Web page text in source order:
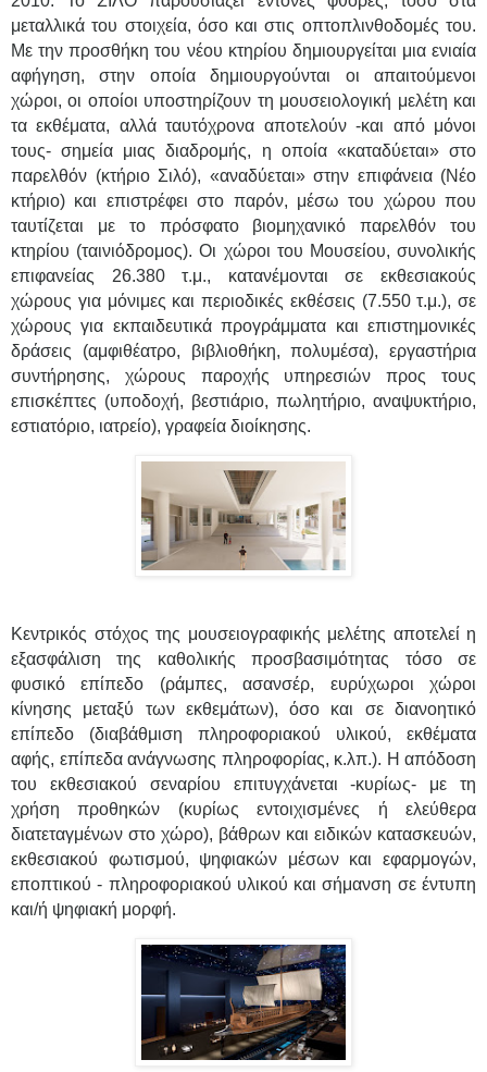
μεταλλικά του στοιχεία, όσο και στις οπτοπλινθοδομές του.
Με την προσθήκη του νέου κτηρίου δημιουργείται μια ενιαία
αφήγηση, στην οποία δημιουργούνται οι απαιτούμενοι
χώροι, οι οποίοι υποστηρίζουν τη μουσειολογική μελέτη και
τα εκθέματα, αλλά ταυτόχρονα αποτελούν -και από μόνοι
τους- σημεία μιας διαδρομής, η οποία «καταδύεται» στο
παρελθόν (κτήριο Σιλό), «αναδύεται» στην επιφάνεια (Νέο
κτήριο) και επιστρέφει στο παρόν, μέσω του χώρου που
ταυτίζεται με το πρόσφατο βιομηχανικό παρελθόν του
κτηρίου (ταινιόδρομος). Οι χώροι του Μουσείου, συνολικής
επιφανείας 26.380 τ.μ., κατανέμονται σε εκθεσιακούς
χώρους για μόνιμες και περιοδικές εκθέσεις (7.550 τ.μ.), σε
χώρους για εκπαιδευτικά προγράμματα και επιστημονικές
δράσεις (αμφιθέατρο, βιβλιοθήκη, πολυμέσα), εργαστήρια
συντήρησης, χώρους παροχής υπηρεσιών προς τους
επισκέπτες (υποδοχή, βεστιάριο, πωλητήριο, αναψυκτήριο,
εστιατόριο, ιατρείο), γραφεία διοίκησης.
Κεντρικός στόχος της μουσειογραφικής μελέτης αποτελεί η
εξασφάλιση της καθολικής προσβασιμότητας τόσο σε
φυσικό επίπεδο (ράμπες, ασανσέρ, ευρύχωροι χώροι
κίνησης μεταξύ των εκθεμάτων), όσο και σε διανοητικό
επίπεδο (διαβάθμιση πληροφοριακού υλικού, εκθέματα
αφής, επίπεδα ανάγνωσης πληροφορίας, κ.λπ.). Η απόδοση
του εκθεσιακού σεναρίου επιτυγχάνεται -κυρίως- με τη
χρήση προθηκών (κυρίως εντοιχισμένες ή ελεύθερα
διατεταγμένων στο χώρο), βάθρων και ειδικών κατασκευών,
εκθεσιακού φωτισμού, ψηφιακών μέσων και εφαρμογών,
εποπτικού - πληροφοριακού υλικού και σήμανση σε έντυπη
και/ή ψηφιακή μορφή.